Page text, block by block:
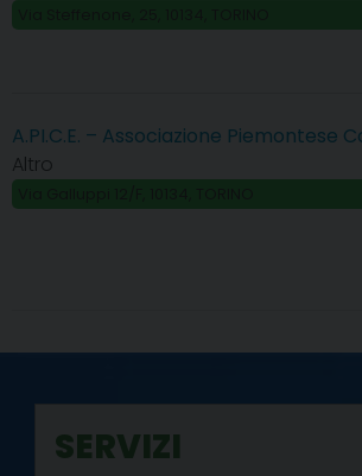
A.PI.C.E. – Associazione Piemontese
Altro
SERVIZI